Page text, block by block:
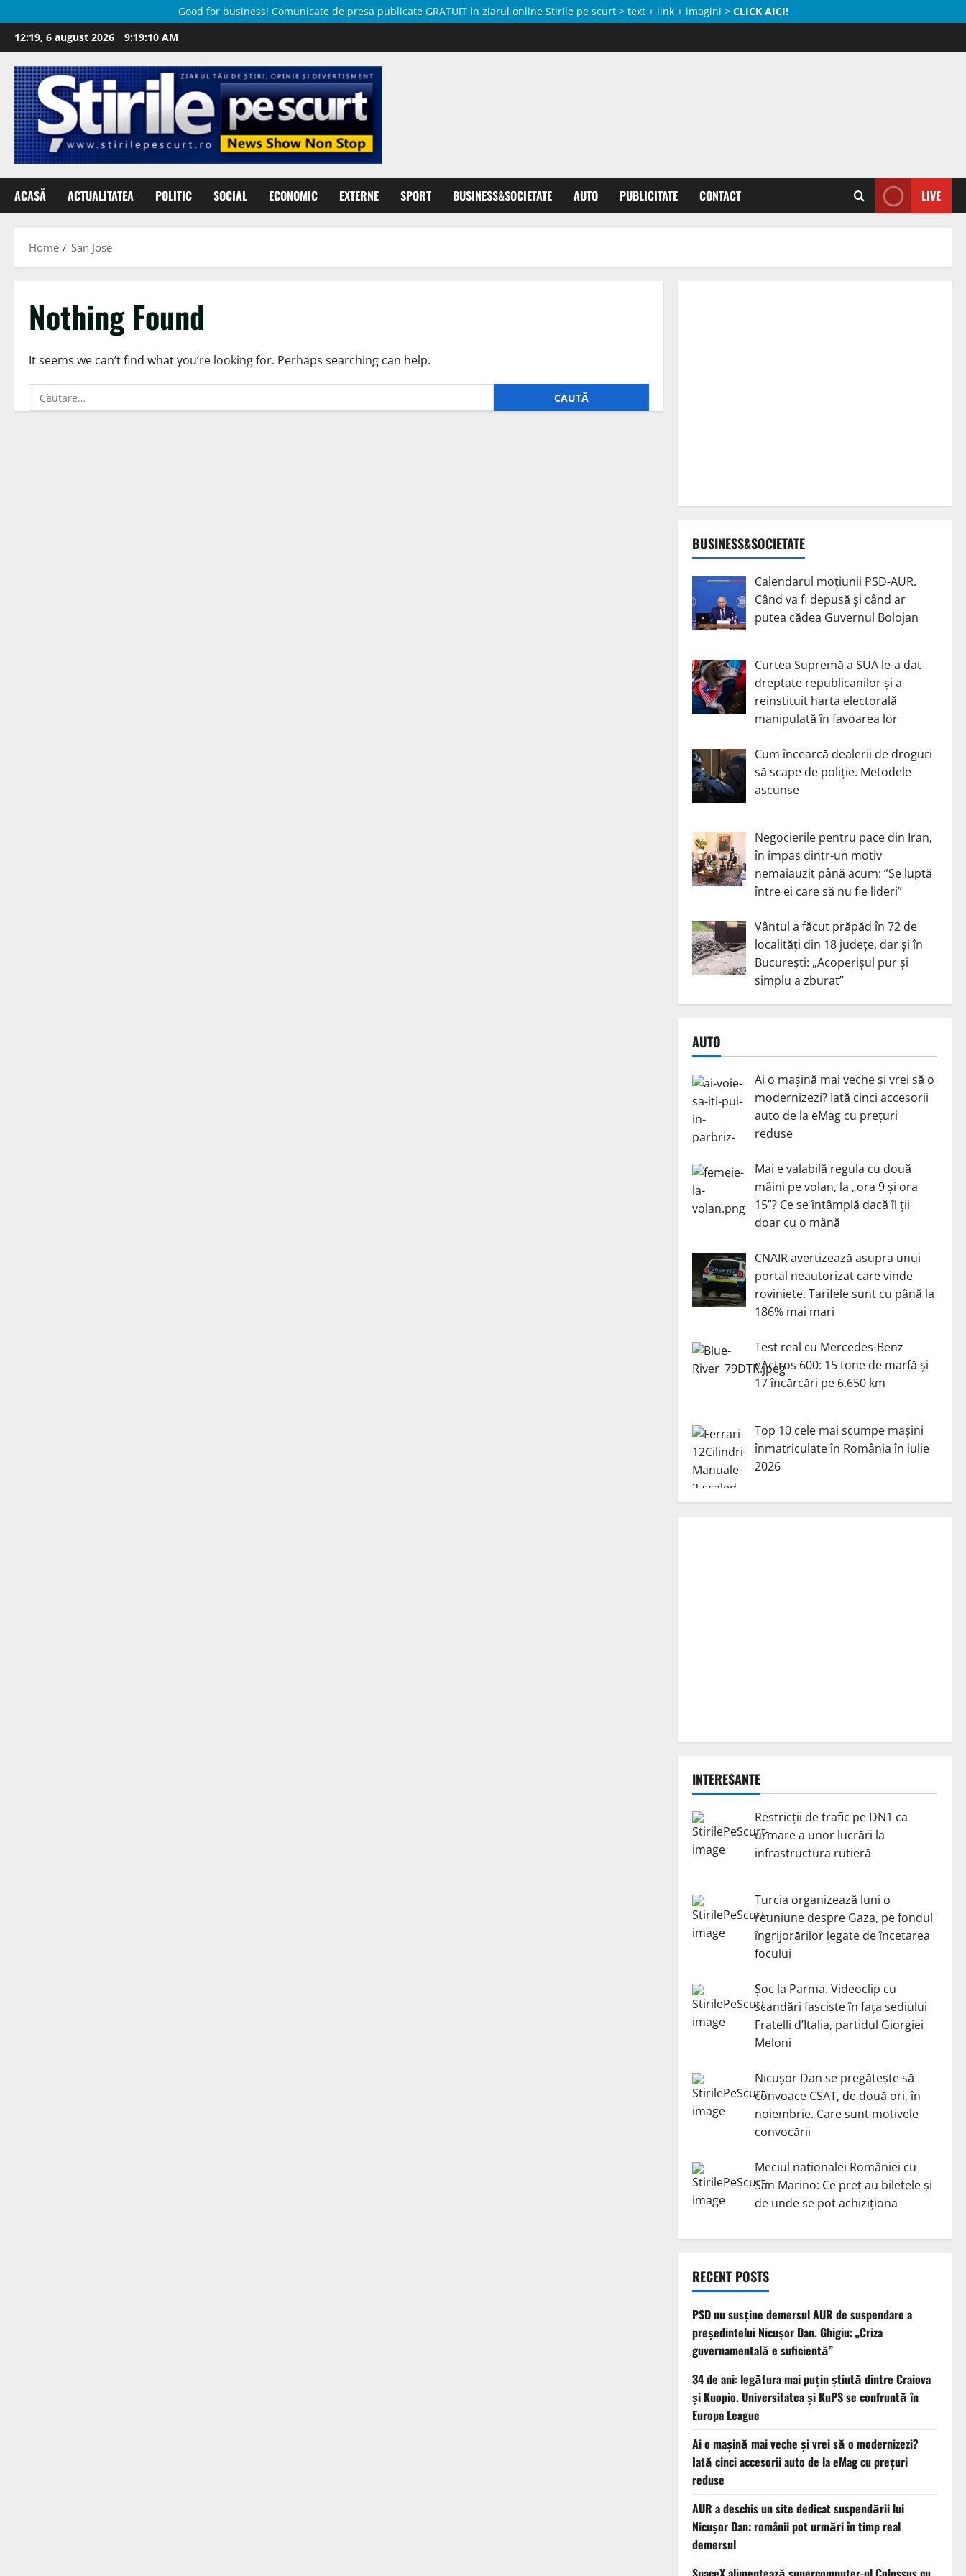
Good for business! Comunicate de presa publicate GRATUIT in ziarul online Stirile pe scurt > text + link + imagini > CLICK AICI!
Skip
to
content
12:19, 6 august 2026 9:19:11 AM
ACASĂ ACTUALITATEA POLITIC SOCIAL ECONOMIC EXTERNE SPORT BUSINESS&SOCIETATE AUTO PUBLICITATE CONTACT LIVE
Home San Jose
Nothing Found
It seems we can’t find what you’re looking for. Perhaps searching can help.
Caută
după:
BUSINESS&SOCIETATE
Calendarul moțiunii PSD-AUR.
Când va fi depusă și când ar
putea cădea Guvernul Bolojan
Curtea Supremă a SUA le-a dat
dreptate republicanilor și a
reinstituit harta electorală
manipulată în favoarea lor
Cum încearcă dealerii de droguri
să scape de poliție. Metodele
ascunse
Negocierile pentru pace din Iran,
în impas dintr-un motiv
nemaiauzit până acum: ”Se luptă
între ei care să nu fie lideri”
Vântul a făcut prăpăd în 72 de
localități din 18 județe, dar și în
București: „Acoperișul pur și
simplu a zburat”
AUTO
Ai o mașină mai veche și vrei să o
modernizezi? Iată cinci accesorii
auto de la eMag cu prețuri
reduse
Mai e valabilă regula cu două
mâini pe volan, la „ora 9 și ora
15”? Ce se întâmplă dacă îl ții
doar cu o mână
CNAIR avertizează asupra unui
portal neautorizat care vinde
roviniete. Tarifele sunt cu până la
186% mai mari
Test real cu Mercedes-Benz
eActros 600: 15 tone de marfă și
17 încărcări pe 6.650 km
Top 10 cele mai scumpe mașini
înmatriculate în România în iulie
2026
INTERESANTE
Restricții de trafic pe DN1 ca
urmare a unor lucrări la
infrastructura rutieră
Turcia organizează luni o
reuniune despre Gaza, pe fondul
îngrijorărilor legate de încetarea
focului
Șoc la Parma. Videoclip cu
scandări fasciste în fața sediului
Fratelli d’Italia, partidul Giorgiei
Meloni
Nicuşor Dan se pregăteşte să
convoace CSAT, de două ori, în
noiembrie. Care sunt motivele
convocării
Meciul naționalei României cu
San Marino: Ce preț au biletele și
de unde se pot achiziționa
RECENT POSTS
PSD nu susține demersul AUR de suspendare a
președintelui Nicușor Dan. Ghigiu: „Criza
guvernamentală e suficientă”
34 de ani: legătura mai puțin știută dintre Craiova
și Kuopio. Universitatea și KuPS se confruntă în
Europa League
Ai o mașină mai veche și vrei să o modernizezi?
Iată cinci accesorii auto de la eMag cu prețuri
reduse
AUR a deschis un site dedicat suspendării lui
Nicușor Dan: românii pot urmări în timp real
demersul